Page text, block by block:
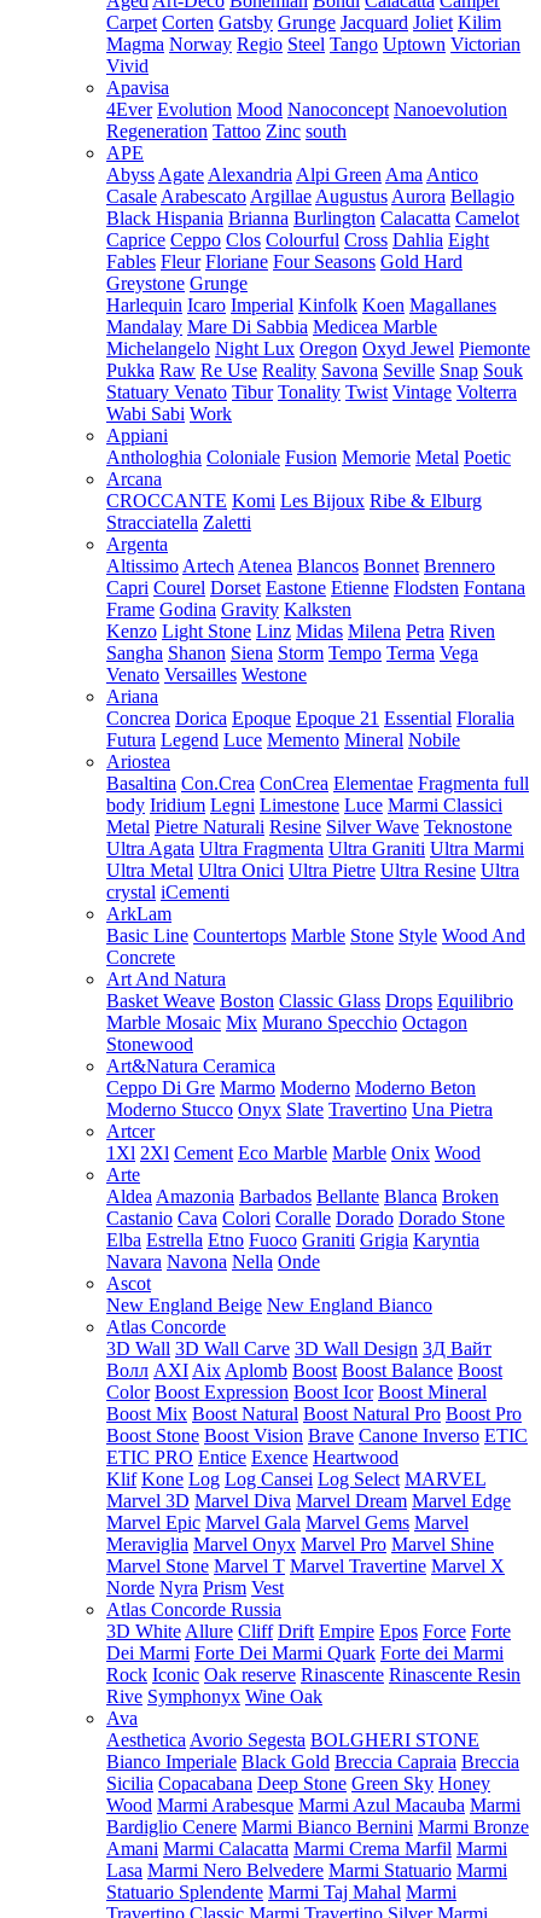
Carpet Corten Gatsby Grunge Jacquard Joliet Kilim
Magma Norway Regio Steel Tango Uptown Victorian
Vivid
Apavisa
4Ever Evolution Mood Nanoconcept Nanoevolution
Regeneration Tattoo Zinc south
APE
Abyss Agate Alexandria Alpi Green Ama Antico
Casale Arabescato Argillae Augustus Aurora Bellagio
Black Hispania Brianna Burlington Calacatta Camelot
Caprice Ceppo Clos Colourful Cross Dahlia Eight
Fables Fleur Floriane Four Seasons Gold Hard
Greystone Grunge
Harlequin Icaro Imperial Kinfolk Koen Magallanes
Mandalay Mare Di Sabbia Medicea Marble
Michelangelo Night Lux Oregon Oxyd Jewel Piemonte
Pukka Raw Re Use Reality Savona Seville Snap Souk
Statuary Venato Tibur Tonality Twist Vintage Volterra
Wabi Sabi Work
Appiani
Anthologhia Coloniale Fusion Memorie Metal Poetic
Arcana
CROCCANTE Komi Les Bijoux Ribe & Elburg
Stracciatella Zaletti
Argenta
Altissimo Artech Atenea Blancos Bonnet Brennero
Capri Courel Dorset Eastone Etienne Flodsten Fontana
Frame Godina Gravity Kalksten
Kenzo Light Stone Linz Midas Milena Petra Riven
Sangha Shanon Siena Storm Tempo Terma Vega
Venato Versailles Westone
Ariana
Concrea Dorica Epoque Epoque 21 Essential Floralia
Futura Legend Luce Memento Mineral Nobile
Ariostea
Basaltina Con.Crea ConCrea Elementae Fragmenta full
body Iridium Legni Limestone Luce Marmi Classici
Metal Pietre Naturali Resine Silver Wave Teknostone
Ultra Agata Ultra Fragmenta Ultra Graniti Ultra Marmi
Ultra Metal Ultra Onici Ultra Pietre Ultra Resine Ultra
crystal iCementi
ArkLam
Basic Line Countertops Marble Stone Style Wood And
Concrete
Art And Natura
Basket Weave Boston Classic Glass Drops Equilibrio
Marble Mosaic Mix Murano Specchio Octagon
Stonewood
Art&Natura Ceramica
Ceppo Di Gre Marmo Moderno Moderno Beton
Moderno Stucco Onyx Slate Travertino Una Pietra
Artcer
1Xl 2Xl Cement Eco Marble Marble Onix Wood
Arte
Aldea Amazonia Barbados Bellante Blanca Broken
Castanio Cava Colori Coralle Dorado Dorado Stone
Elba Estrella Etno Fuoco Graniti Grigia Karyntia
Navara Navona Nella Onde
Ascot
New England Beige New England Bianco
Atlas Concorde
3D Wall 3D Wall Carve 3D Wall Design 3Д Вайт
Волл AXI Aix Aplomb Boost Boost Balance Boost
Color Boost Expression Boost Icor Boost Mineral
Boost Mix Boost Natural Boost Natural Pro Boost Pro
Boost Stone Boost Vision Brave Canone Inverso ETIC
ETIC PRO Entice Exence Heartwood
Klif Kone Log Log Cansei Log Select MARVEL
Marvel 3D Marvel Diva Marvel Dream Marvel Edge
Marvel Epic Marvel Gala Marvel Gems Marvel
Meraviglia Marvel Onyx Marvel Pro Marvel Shine
Marvel Stone Marvel T Marvel Travertine Marvel X
Norde Nyra Prism Vest
Atlas Concorde Russia
3D White Allure Cliff Drift Empire Epos Force Forte
Dei Marmi Forte Dei Marmi Quark Forte dei Marmi
Rock Iconic Oak reserve Rinascente Rinascente Resin
Rive Symphonyx Wine Oak
Ava
Aesthetica Avorio Segesta BOLGHERI STONE
Bianco Imperiale Black Gold Breccia Capraia Breccia
Sicilia Copacabana Deep Stone Green Sky Honey
Wood Marmi Arabesque Marmi Azul Macauba Marmi
Bardiglio Cenere Marmi Bianco Bernini Marmi Bronze
Amani Marmi Calacatta Marmi Crema Marfil Marmi
Lasa Marmi Nero Belvedere Marmi Statuario Marmi
Statuario Splendente Marmi Taj Mahal Marmi